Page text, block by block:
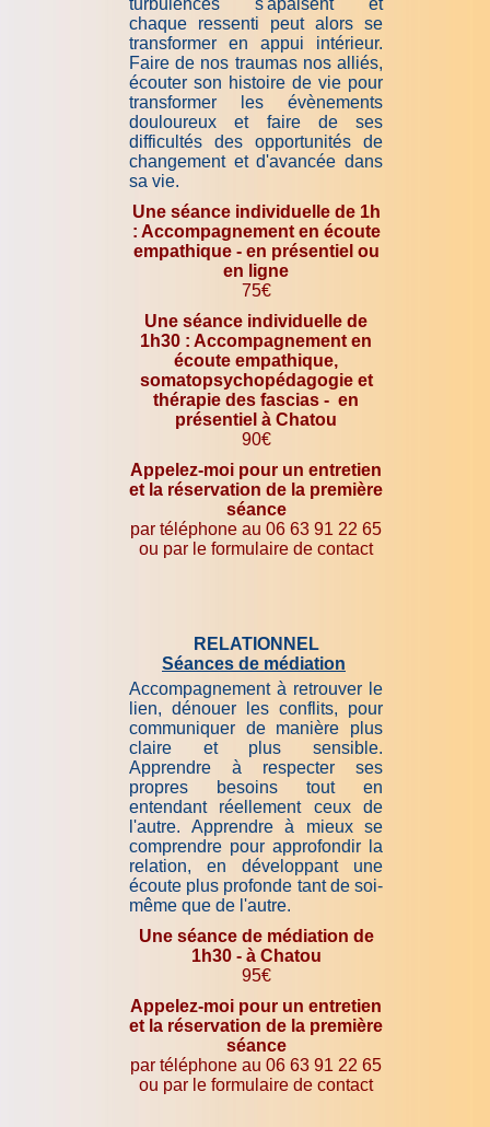
turbulences s'apaisent et
chaque ressenti peut alors se
transformer en appui intérieur.
Faire de nos traumas nos alliés,
écouter son histoire de vie pour
transformer les évènements
douloureux et faire de ses
difficultés des opportunités de
changement et d'avancée dans
sa vie.
Une séance individuelle de 1h
: Accompagnement en écoute
empathique - en présentiel ou
en ligne
75€
Une séance individuelle de
1h30 : Accompagnement en
écoute empathique,
somatopsychopédagogie et
thérapie des fascias - en
présentiel à Chatou
90€
Appelez-moi pour un entretien
et la réservation de la première
séance
par téléphone au 06 63 91 22 65
ou par le formulaire de contact
RELATIONNEL
Séances de médiation
Accompagnement à retrouver le
lien, dénouer les conflits, pour
communiquer de manière plus
claire et plus sensible.
Apprendre à respecter ses
propres besoins tout en
entendant réellement ceux de
l'autre. Apprendre à mieux se
comprendre pour approfondir la
relation, en développant une
écoute plus profonde tant de soi-
même que de l'autre.
Une séance de médiation de
1h30 - à Chatou
95€
Appelez-moi pour un entretien
et la réservation de la première
séance
par téléphone au 06 63 91 22 65
ou par le formulaire de contact